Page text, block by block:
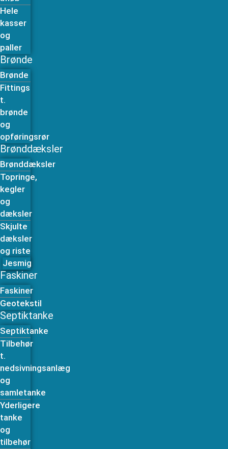
Hele
kasser
og
paller
Brønde
Brønde
Fittings
t.
brønde
og
opføringsrør
Brønddæksler
Brønddæksler
Topringe,
kegler
og
dæksler
Skjulte
dæksler
og riste
Jesmig
Faskiner
Faskiner
Geotekstil
Septiktanke
Septiktanke
Tilbehør
t.
nedsivningsanlæg
og
samletanke
Yderligere
tanke
og
tilbehør